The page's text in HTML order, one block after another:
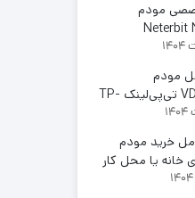
مودم
Neterbit
مودم
VDSL/ADSL تی‌پی‌لینک TP-
قیمت اقتصادی
خرید مودم
خانه یا محل کار